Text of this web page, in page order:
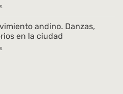
sígueme.
de
un
en
|
Historias
de
las
andino. Danzas,
en la ciudad
en